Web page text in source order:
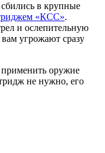
в крупные
«КСС».
и ослепительную
угрожают сразу
применить оружие
не нужно, его